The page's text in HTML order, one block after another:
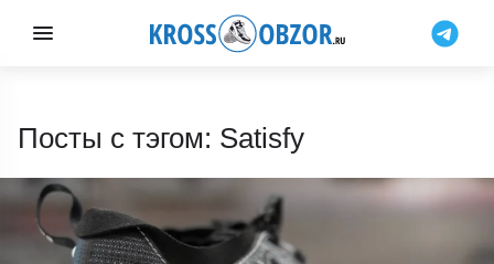
Посты с тэгом: Satisfy